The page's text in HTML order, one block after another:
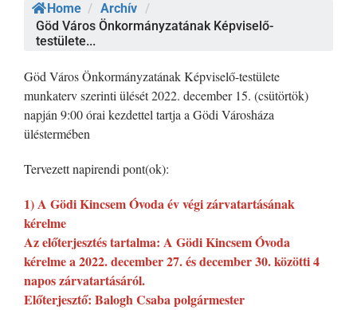
Home / Archív /
Göd Város Önkormányzatának Képviselő-
testülete...
Göd Város Önkormányzatának Képviselő-testülete
munkaterv szerinti ülését 2022. december 15. (csütörtök)
napján 9:00 órai kezdettel tartja a Gödi Városháza
üléstermében
Tervezett napirendi pont(ok):
1) A Gödi Kincsem Óvoda év végi zárvatartásának
kérelme
Az előterjesztés tartalma: A Gödi Kincsem Óvoda
kérelme a 2022. december 27. és december 30. közötti 4
napos zárvatartásáról.
Előterjesztő: Balogh Csaba polgármester